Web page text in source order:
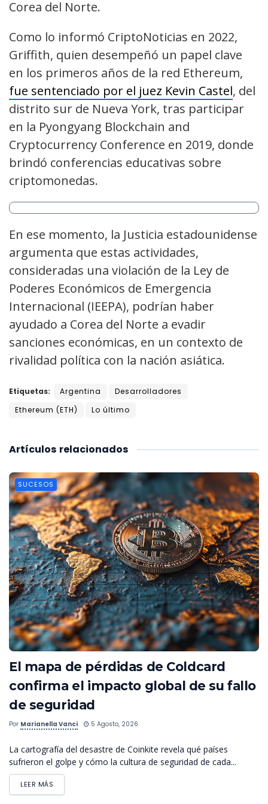
Corea del Norte.
Como lo informó CriptoNoticias en 2022,
Griffith, quien desempeñó un papel clave
en los primeros años de la red Ethereum,
fue sentenciado por el juez Kevin Castel, del
distrito sur de Nueva York, tras participar
en la Pyongyang Blockchain and
Cryptocurrency Conference en 2019, donde
brindó conferencias educativas sobre
criptomonedas.
En ese momento, la Justicia estadounidense
argumenta que estas actividades,
consideradas una violación de la Ley de
Poderes Económicos de Emergencia
Internacional (IEEPA), podrían haber
ayudado a Corea del Norte a evadir
sanciones económicas, en un contexto de
rivalidad política con la nación asiática.
Etiquetas: Argentina
Desarrolladores
Ethereum (ETH)
Lo último
relacionados
Artículos
SUCESOS
El mapa de pérdidas de Coldcard
confirma el impacto global de su fallo
de seguridad
Por Marianella Vanci 5 Agosto, 2026
La cartografía del desastre de Coinkite revela qué países
sufrieron el golpe y cómo la cultura de seguridad de cada...
LEER MÁS